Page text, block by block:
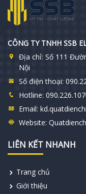
CÔNG TY TNHH SSB
Địa chỉ: Số 111
Nội
Số điện thoại:
Hotline:
Email:
Website:
LIÊN KẾT NHANH
Trang chủ
Giới thiệu